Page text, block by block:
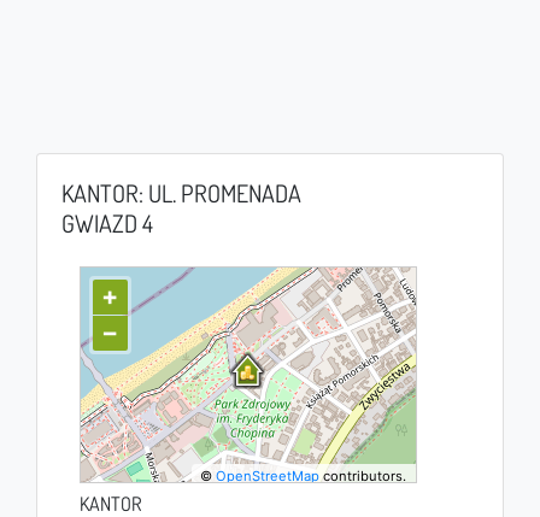
KANTOR: UL. PROMENADA
GWIAZD 4
+
−
©OpenStreetMap contributors.
KANTOR